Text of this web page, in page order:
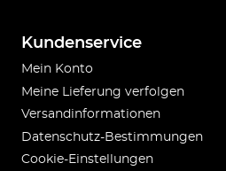
Kundenservice
Mein Konto
Meine Lieferung verfolgen
Versandinformationen
Datenschutz-Bestimmungen
Cookie-Einstellungen